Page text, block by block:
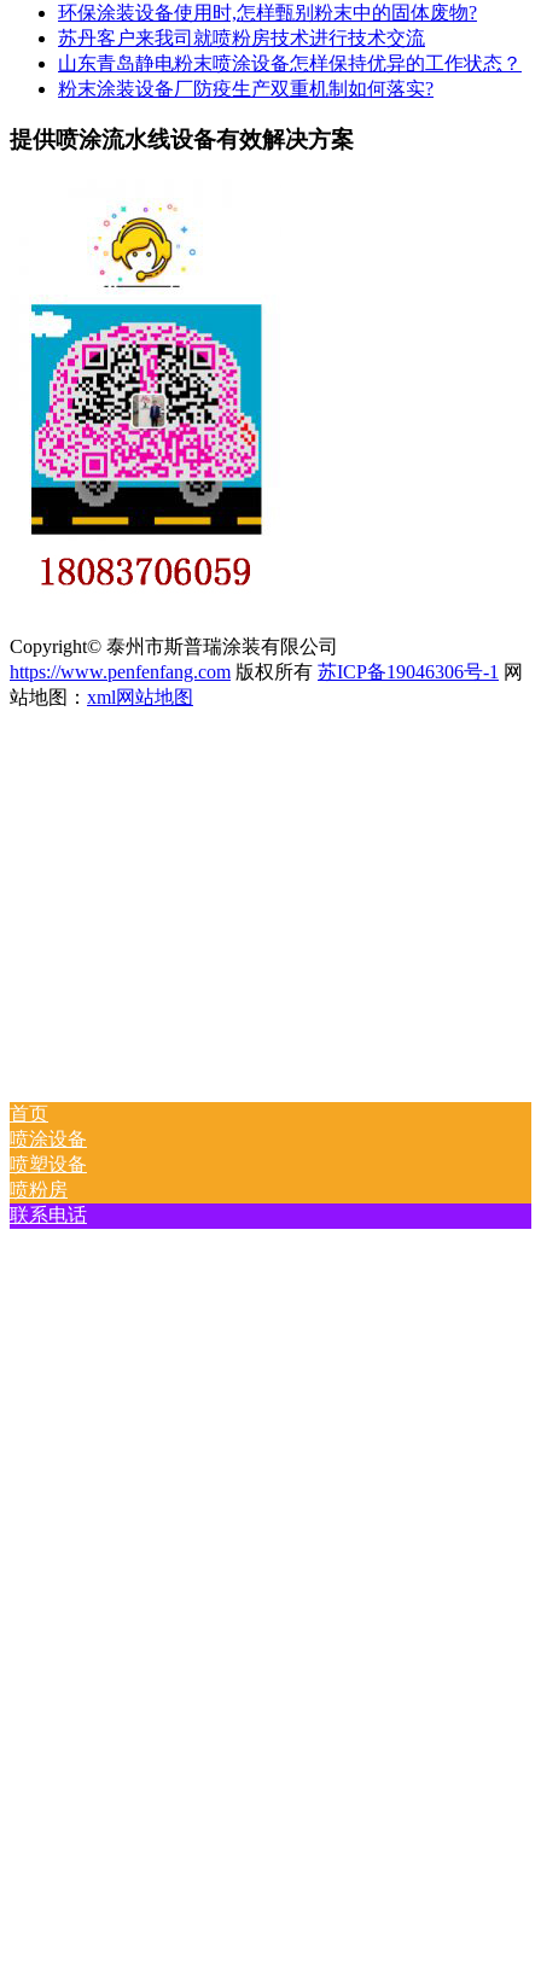
环保涂装设备使用时,怎样甄别粉末中的固体废物?
苏丹客户来我司就喷粉房技术进行技术交流
山东青岛静电粉末喷涂设备怎样保持优异的工作状态？
粉末涂装设备厂防疫生产双重机制如何落实?
提供喷涂流水线设备有效解决方案
Copyright© 泰州市斯普瑞涂装有限公司
https://www.penfenfang.com 版权所有 苏ICP备19046306号-1 网
站地图： xml网站地图
首页
喷涂设备
喷塑设备
喷粉房
联系电话